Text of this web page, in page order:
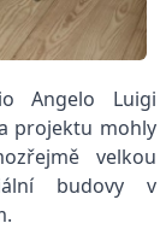
Angelo Luigi
projektu mohly
velkou
budovy v